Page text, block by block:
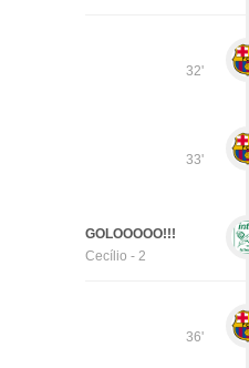
32'
33'
GOLOOOOO!!!
Cecílio - 2
36'